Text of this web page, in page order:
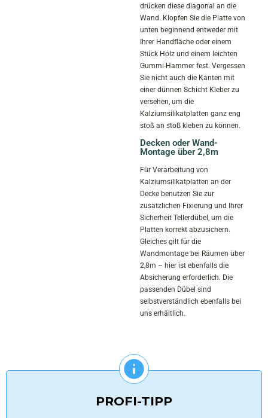
drücken diese diagonal an die
Wand. Klopfen Sie die Platte von
unten beginnend entweder mit
Ihrer Handfläche oder einem
Stück Holz und einem leichten
Gummi-Hammer fest. Vergessen
Sie nicht auch die Kanten mit
einer dünnen Schicht Kleber zu
versehen, um die
Kalziumsilikatplatten ganz eng
stoß an stoß kleben zu können.
Decken oder Wand-
Montage über 2,8m
Für Verarbeitung von
Kalziumsilikatplatten an der
Decke benutzen Sie zur
zusätzlichen Fixierung und Ihrer
Sicherheit Tellerdübel, um die
Platten korrekt abzusichern.
Gleiches gilt für die
Wandmontage bei Räumen über
2,8m – hier ist ebenfalls die
Absicherung erforderlich. Die
passenden Dübel sind
selbstverständlich ebenfalls bei
uns erhältlich.
PROFI-TIPP